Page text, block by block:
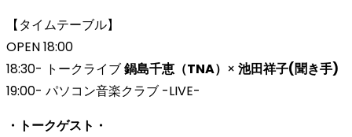
【タイムテーブル】
OPEN 18:00
18:30- トークライブ鍋島千恵（TNA） × 池田祥子(聞き手)
19:00- パソコン音楽クラブ -LIVE-
・トークゲスト・